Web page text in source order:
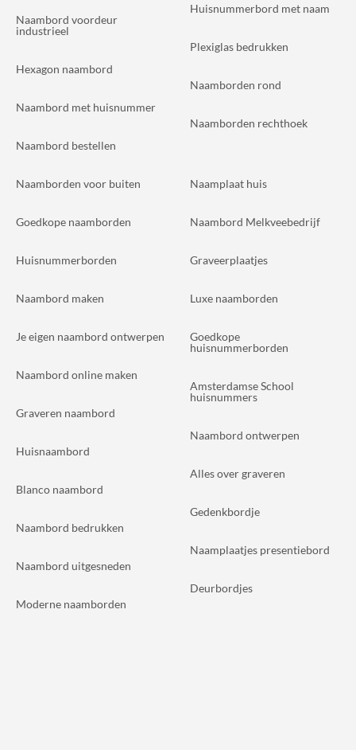
Naambord voordeur
industrieel
Hexagon naambord
Naambord met huisnummer
Naambord bestellen
Huisnummerbord met naam
Plexiglas bedrukken
Naamborden rond
Naamborden rechthoek
Naamborden voor buiten
Goedkope naamborden
Huisnummerborden
Naambord maken
Je eigen naambord ontwerpen
Naambord online maken
Graveren naambord
Huisnaambord
Blanco naambord
Naambord bedrukken
Naambord uitgesneden
Moderne naamborden
Naamplaat huis
Naambord Melkveebedrijf
Graveerplaatjes
Luxe naamborden
Goedkope
huisnummerborden
Amsterdamse School
huisnummers
Naambord ontwerpen
Alles over graveren
Gedenkbordje
Naamplaatjes presentiebord
Deurbordjes